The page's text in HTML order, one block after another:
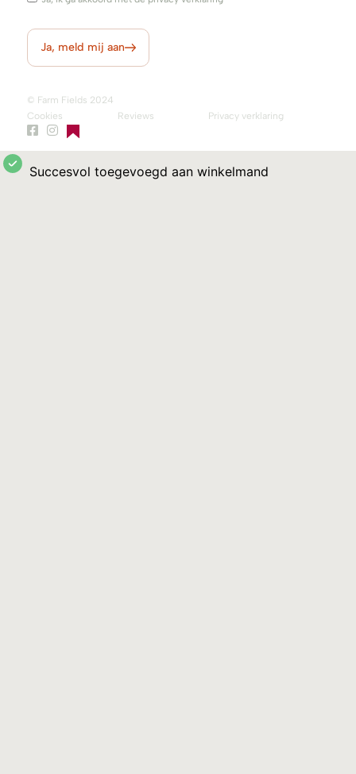
Ja, meld mij aan
© Farm Fields 2024
Privacy verklaring
Cookies Reviews
Succesvol toegevoegd aan winkelmand